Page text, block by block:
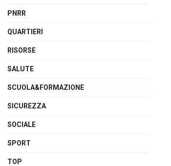
PNRR
QUARTIERI
RISORSE
SALUTE
SCUOLA&FORMAZIONE
SICUREZZA
SOCIALE
SPORT
TOP